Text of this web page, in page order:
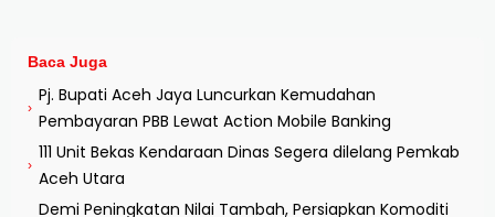
Baca Juga
›
Pj. Bupati Aceh Jaya Luncurkan Kemudahan
Pembayaran PBB Lewat Action Mobile Banking
›
111 Unit Bekas Kendaraan Dinas Segera dilelang Pemkab
Aceh Utara
Demi Peningkatan Nilai Tambah, Persiapkan Komoditi